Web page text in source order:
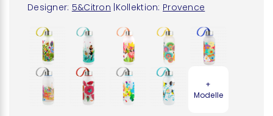
Designer: 5&Citron Kollektion: Provence
+
Modelle